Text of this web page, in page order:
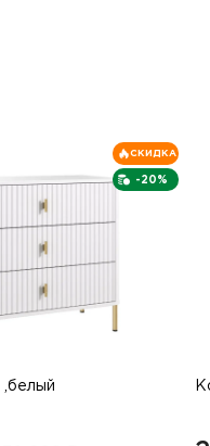
-20%
СКИДКА
,белый